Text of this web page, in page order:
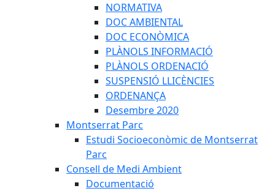
NORMATIVA
DOC AMBIENTAL
DOC ECONÒMICA
PLÀNOLS INFORMACIÓ
PLÀNOLS ORDENACIÓ
SUSPENSIÓ LLICÈNCIES
ORDENANÇA
Desembre 2020
Montserrat Parc
Estudi Socioeconòmic de Montserrat
Parc
Consell de Medi Ambient
Documentació